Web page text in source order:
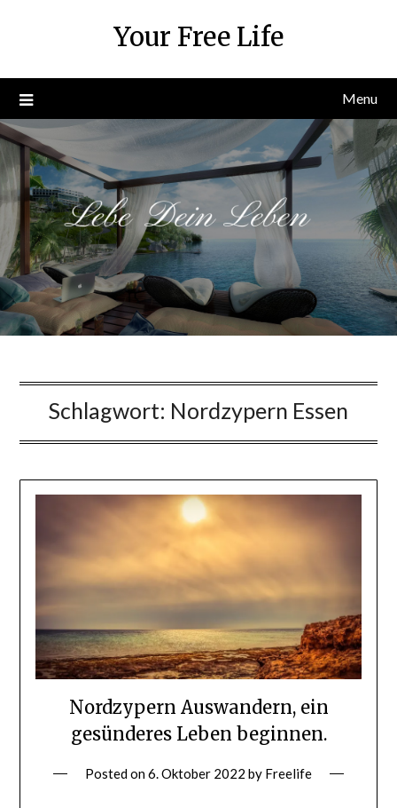
Your Free Life
Menu
Schlagwort: Nordzypern Essen
Nordzypern Auswandern, ein
gesünderes Leben beginnen.
Posted on6. Oktober 2022 by Freelife